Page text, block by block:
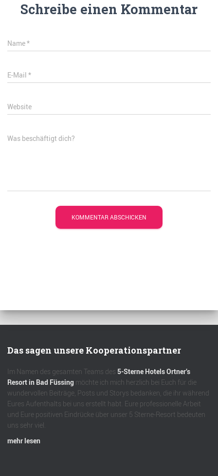
Schreibe einen Kommentar
Name*
E-Mail *
Website
Was beschäftigt dich?
Das sagen unsere Kooperationspartner
Im Namen des gesamten Teams des 5-Sterne Hotels Ortner’s
Resort in Bad Füssing möchte ich mich herzlich bei Euch für die
wundervollen Beiträge, Posts und Storys bedanken, die ihr während
Eures Aufenthalts bei uns erstellt habt. Eure professionelle Arbeit
und Eure positiven Eindrücke über unser 5 Sterne-Resort bedeuten
uns sehr viel.
mehr lesen